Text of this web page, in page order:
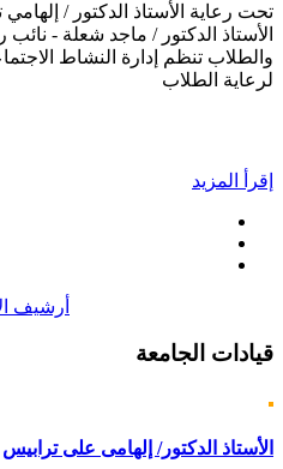
تحت رعاية الأستاذ الدكتور /
الأستاذ الدكتور / ماجد شعلة -
والطلاب تنظم إدارة النشاط
لرعاية الطلاب
إقرأ المزيد
أرشيف
قيادات الجامعة
الأستاذ الدكتور/ إلهامى على ترابيس